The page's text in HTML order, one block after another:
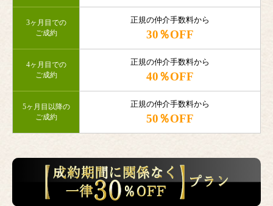
3ヶ月目での
ご成約
正規の仲介手数料から
30％OFF
4ヶ月目での
ご成約
正規の仲介手数料から
40％OFF
5ヶ月目以降の
ご成約
正規の仲介手数料から
50％OFF